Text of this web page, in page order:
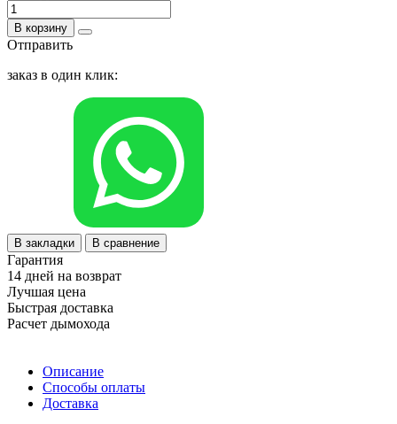
В корзину
Отправить
заказ в один клик:
В закладки В сравнение
Гарантия
14 дней на возврат
Лучшая цена
Быстрая доставка
Расчет дымохода
Описание
Способы оплаты
Доставка